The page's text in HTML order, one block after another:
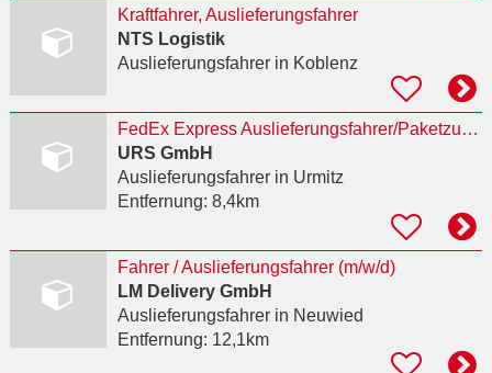
Kraftfahrer, Auslieferungsfahrer
NTS Logistik
Auslieferungsfahrerin Koblenz
FedEx Express Auslieferungsfahrer/Paketzusteller(m/w/d) in Urmitz
URS GmbH
Auslieferungsfahrerin Urmitz
Entfernung: 8,4km
Fahrer / Auslieferungsfahrer (m/w/d)
LM Delivery GmbH
Auslieferungsfahrerin Neuwied
Entfernung: 12,1km